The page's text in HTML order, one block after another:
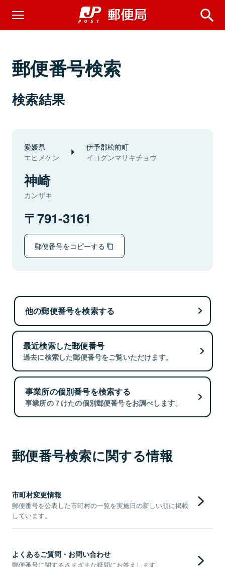
郵便番号検索
検索結果
愛媛県
エヒメケン
伊予郡松前町
イヨグンマサキチョウ
神崎
カンザキ
791-3161
郵便番号をコピーする
他の郵便番号を検索する
最近検索した郵便番号
過去に検索した郵便番号をご覧いただけます。
事業所の個別番号を検索する
事業所の７けたの個別郵便番号をお調べします。
郵便番号検索に関する情報
市町村変更情報
郵便番号を公表した市町村の一覧を実施日の新しい順に掲載
しています。
よくあるご質問・お問い合わせ
郵便番号に関するさまざまな疑問にお答えします。